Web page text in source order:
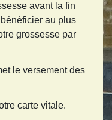
avant la fin
au plus
grossesse par
le versement des
carte vitale.